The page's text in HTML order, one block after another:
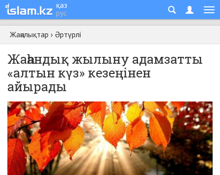
қаз
рус
Жаңалықтар › Әртүрлі
Жаһандық жылыну адамзатты
«алтын күз» кезеңінен
айырады